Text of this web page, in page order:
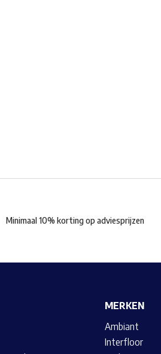
Minimaal 10% korting op adviesprijzen
MERKEN
Ambiant
Interfloor